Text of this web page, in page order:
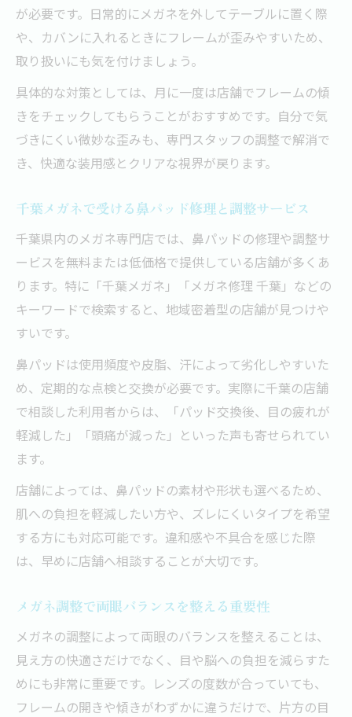
が必要です。日常的にメガネを外してテーブルに置く際
や、カバンに入れるときにフレームが歪みやすいため、
取り扱いにも気を付けましょう。
具体的な対策としては、月に一度は店舗でフレームの傾
きをチェックしてもらうことがおすすめです。自分で気
づきにくい微妙な歪みも、専門スタッフの調整で解消で
き、快適な装用感とクリアな視界が戻ります。
千葉メガネで受ける鼻パッド修理と調整サービス
千葉県内のメガネ専門店では、鼻パッドの修理や調整サ
ービスを無料または低価格で提供している店舗が多くあ
ります。特に「千葉メガネ」「メガネ修理 千葉」などの
キーワードで検索すると、地域密着型の店舗が見つけや
すいです。
鼻パッドは使用頻度や皮脂、汗によって劣化しやすいた
め、定期的な点検と交換が必要です。実際に千葉の店舗
で相談した利用者からは、「パッド交換後、目の疲れが
軽減した」「頭痛が減った」といった声も寄せられてい
ます。
店舗によっては、鼻パッドの素材や形状も選べるため、
肌への負担を軽減したい方や、ズレにくいタイプを希望
する方にも対応可能です。違和感や不具合を感じた際
は、早めに店舗へ相談することが大切です。
メガネ調整で両眼バランスを整える重要性
メガネの調整によって両眼のバランスを整えることは、
見え方の快適さだけでなく、目や脳への負担を減らすた
めにも非常に重要です。レンズの度数が合っていても、
フレームの開きや傾きがわずかに違うだけで、片方の目